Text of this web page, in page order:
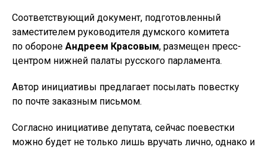
Соответствующий документ, подготовленный
заместителем руководителя думского комитета
по обороне Андреем Красовым, размещен пресс-
центром нижней палаты русского парламента.
Автор инициативы предлагает посылать повестку
по почте заказным письмом.
Согласно инициативе депутата, сейчас поевестки
можно будет не только лишь вручать лично, однако и